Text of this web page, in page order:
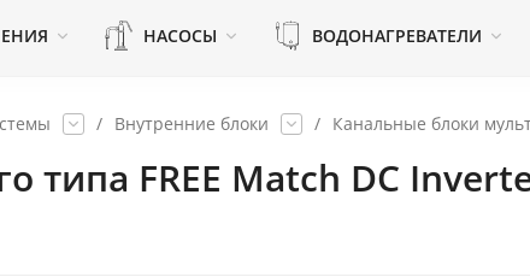
НАСОСЫ ВОДОНАГРЕВАТЕЛИ
/ Внутренние блоки / Канальные блоки
типа FREE Match DC